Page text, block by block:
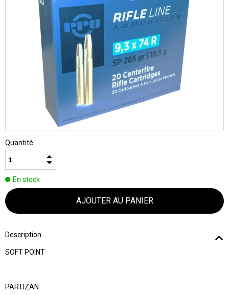
Quantité
En stock
Description
SOFT POINT
PARTIZAN